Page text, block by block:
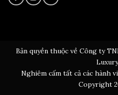
Bản quyền thuộc về Công ty
Nghiêm cấm tất cả các hành
Copyright